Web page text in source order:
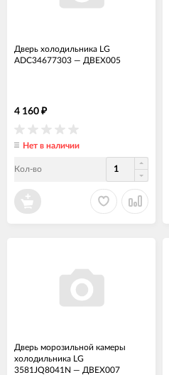
Дверь холодильника LG
ADC34677303 — ДВЕХ005
4 160 ₽
Нет в наличии
Кол-во
Дверь морозильной камеры
холодильника LG
3581JQ8041N — ДВЕХ007